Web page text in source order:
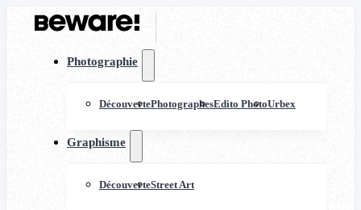
Photographie
DécouvertePhotographesEdito PhotoUrbex
Graphisme
DécouverteStreet Art